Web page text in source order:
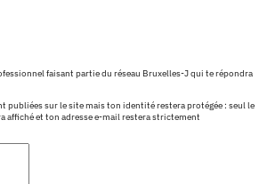
faisant partie du réseau Bruxelles-J qui te répondra
publiées sur le site mais ton identité restera protégée : seul le
affiché et ton adresse e-mail restera strictement